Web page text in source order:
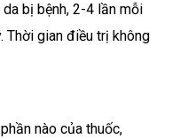
bị bệnh, 2-4 lần mỗi
Thời gian điều trị không
nào của thuốc,